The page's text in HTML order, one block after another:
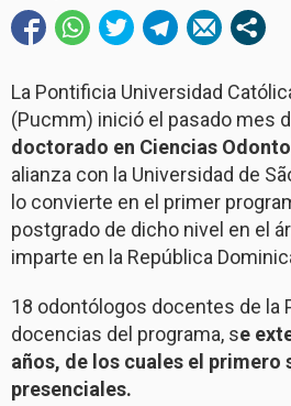
La Pontificia Universidad
(Pucmm) inició el pasado mes
doctorado en Ciencias
alianza con la Universidad de
lo convierte en el primer
postgrado de dicho nivel en el
imparte en la República
18 odontólogos docentes de la
docencias del programa, se
años, de los cuales el primero
presenciales.